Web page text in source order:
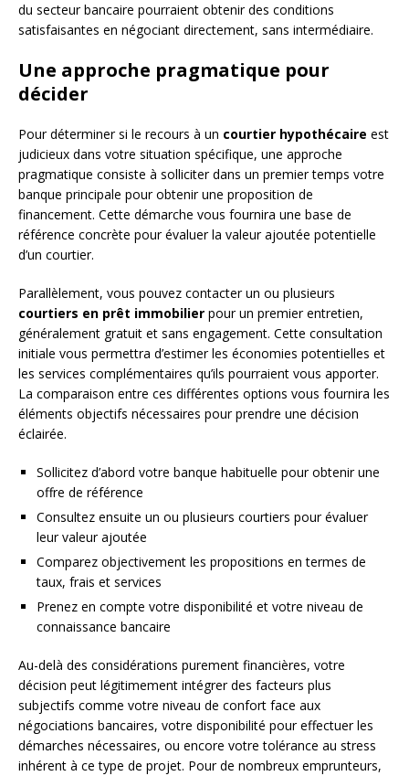
du secteur bancaire pourraient obtenir des conditions
satisfaisantes en négociant directement, sans intermédiaire.
Une approche pragmatique pour
décider
Pour déterminer si le recours à un courtier hypothécaire est
judicieux dans votre situation spécifique, une approche
pragmatique consiste à solliciter dans un premier temps votre
banque principale pour obtenir une proposition de
financement. Cette démarche vous fournira une base de
référence concrète pour évaluer la valeur ajoutée potentielle
d’un courtier.
Parallèlement, vous pouvez contacter un ou plusieurs
courtiers en prêt immobilier pour un premier entretien,
généralement gratuit et sans engagement. Cette consultation
initiale vous permettra d’estimer les économies potentielles et
les services complémentaires qu’ils pourraient vous apporter.
La comparaison entre ces différentes options vous fournira les
éléments objectifs nécessaires pour prendre une décision
éclairée.
Sollicitez d’abord votre banque habituelle pour obtenir une
offre de référence
Consultez ensuite un ou plusieurs courtiers pour évaluer
leur valeur ajoutée
Comparez objectivement les propositions en termes de
taux, frais et services
Prenez en compte votre disponibilité et votre niveau de
connaissance bancaire
Au-delà des considérations purement financières, votre
décision peut légitimement intégrer des facteurs plus
subjectifs comme votre niveau de confort face aux
négociations bancaires, votre disponibilité pour effectuer les
démarches nécessaires, ou encore votre tolérance au stress
inhérent à ce type de projet. Pour de nombreux emprunteurs,